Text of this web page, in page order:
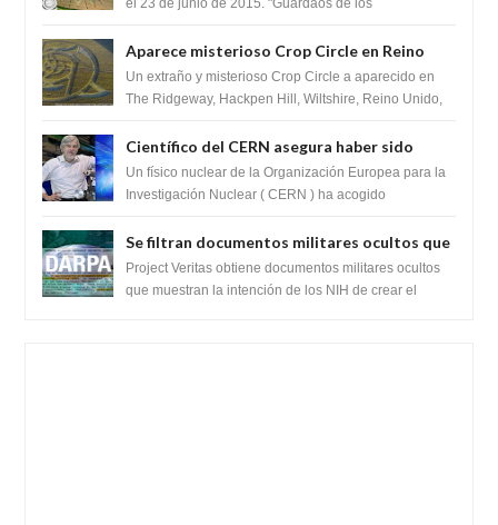
el 23 de junio de 2015. "Guardaos de los
Aparece misterioso Crop Circle en Reino
Unido 23 de junio 2016
Un extraño y misterioso Crop Circle a aparecido en
The Ridgeway, Hackpen Hill, Wiltshire, Reino Unido,
Científico del CERN asegura haber sido
ayudado por seres de luz durante una
prueba del Colisionador de Hadrones
Un físico nuclear de la Organización Europea para la
Investigación Nuclear ( CERN ) ha acogido
Se filtran documentos militares ocultos que
muestran la intención de los NIH de crear el
SARS-CoV-2, utilizando la investigación de
Project Veritas obtiene documentos militares ocultos
que muestran la intención de los NIH de crear el